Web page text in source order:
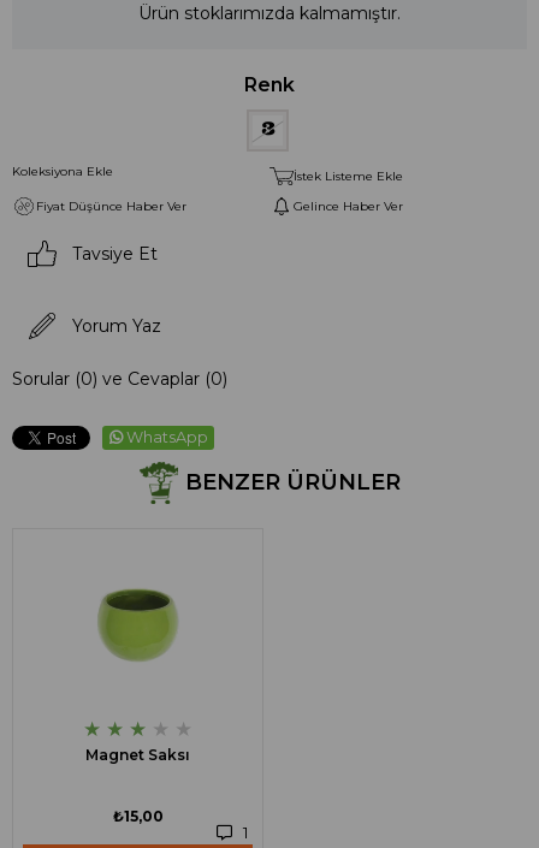
Ürün stoklarımızda kalmamıştır.
Renk
Koleksiyona Ekle
İstek Listeme Ekle
Fiyat Düşünce Haber Ver
Gelince Haber Ver
Tavsiye Et
Yorum Yaz
Sorular (0) ve Cevaplar (0)
WhatsApp
BENZER ÜRÜNLER
★ ★ ★ ★ ★
Magnet Saksı
1
₺15,00